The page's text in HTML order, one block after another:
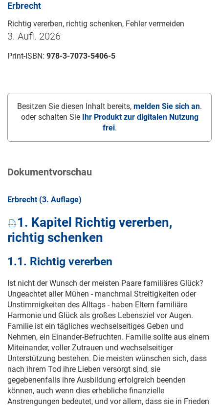
Erbrecht
Richtig vererben, richtig schenken, Fehler vermeiden
3. Aufl. 2026
Print-ISBN: 978-3-7073-5406-5
Besitzen Sie diesen Inhalt bereits, melden Sie sich an.
oder schalten Sie
Ihr Produkt zur digitalen Nutzung
frei.
Dokumentvorschau
Erbrecht (3. Auflage)
1. Kapitel Richtig vererben,
richtig schenken
1.1. Richtig vererben
Ist nicht der Wunsch der meisten Paare familiäres Glück?
Ungeachtet aller Mühen - manchmal Streitigkeiten oder
Unstimmigkeiten des Alltags - haben Eltern familiäre
Harmonie und Glück als großes Lebensziel vor Augen.
Familie ist ein tägliches wechselseitiges Geben und
Nehmen, ein Einander-Befruchten. Familie sollte aus einem
Miteinander, voller Zutrauen und wechselseitiger
Unterstützung bestehen. Die meisten wünschen sich, dass
nach ihrem Tod ihre Lieben versorgt sind, sie
gegebenenfalls ihre Ausbildung erfolgreich beenden
können, auch wenn dies erhebliche finanzielle
Anstrengungen bedeutet, und vor allem, dass sie in Frieden